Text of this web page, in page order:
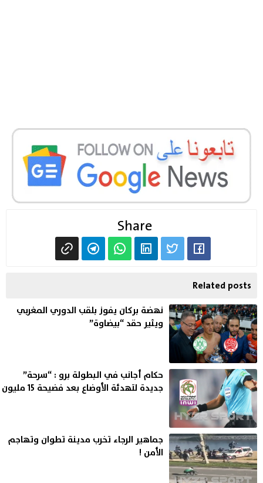
Share
Related posts
نهضة بركان يفوز بلقب الدوري المغربي
ويثير حقد “بيضاوة”
حكام أجانب في البطولة برو : “سرحة”
جديدة لتهدئة الأوضاع بعد فضيحة 15 مليون
جماهير الرجاء تخرب مدينة تطوان وتهاجم
الأمن !